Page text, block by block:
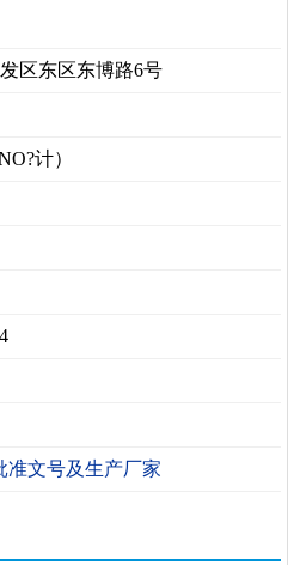
区东区东博路6号
计）
准文号及生产厂家